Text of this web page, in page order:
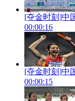
[夺金时刻]中
00:00:16
[夺金时刻]中
00:00:15